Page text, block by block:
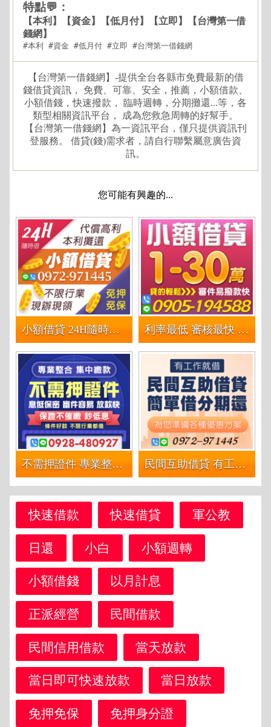
特點💬：
【本利】【資金】【低月付】【立即】【台灣第一借
錢網】
#本利 #資金 #低月付 #立即 #台灣第一借錢網
【台灣第一借錢網】-提供全台各縣市免費最新的借
錢借貸資訊， 免費、可靠、安全，推薦，小額借款、
小額借錢，快速撥款， 臨時週轉，分期攤還...等，各
類型相關資訊平台， 成為您救急周轉的好幫手。
【台灣第一借錢網】為一資訊平台，僅只提供資訊刊
登服務。 借貸(錢)需求者，請自行聯繫屬意廣告資
訊。
您可能有興趣的...
小額借貸 24H隨時借 | 不限行業免押免保 代償高利本利攤還 利率最低 審核最快 | 讓您貸款好輕鬆 20萬內 決不是先收費 有工作都可貸
不需押證件 專業整合集中繳款 | 20萬內 條件好談不催繳不限行業都借 民間互助借貸 有工作就借 | 10萬內 為您準備各種優惠方案簡單借分期還
快速借款 快速借貸 軍公教
日還 小白 小額週轉
小額借錢 以月計息
正派經營 民間借款
民間信用借款 當天放款
當日即可快速放款 當日放款
免押免保 免押身分證